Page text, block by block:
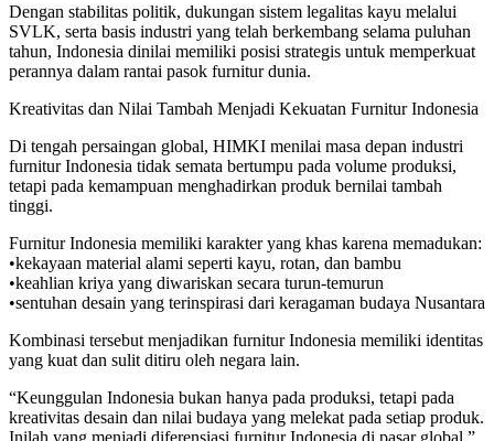
Dengan stabilitas politik, dukungan sistem legalitas kayu melalui
SVLK, serta basis industri yang telah berkembang selama puluhan
tahun, Indonesia dinilai memiliki posisi strategis untuk memperkuat
perannya dalam rantai pasok furnitur dunia.
Kreativitas dan Nilai Tambah Menjadi Kekuatan Furnitur Indonesia
Di tengah persaingan global, HIMKI menilai masa depan industri
furnitur Indonesia tidak semata bertumpu pada volume produksi,
tetapi pada kemampuan menghadirkan produk bernilai tambah
tinggi.
Furnitur Indonesia memiliki karakter yang khas karena memadukan:
•kekayaan material alami seperti kayu, rotan, dan bambu
•keahlian kriya yang diwariskan secara turun-temurun
•sentuhan desain yang terinspirasi dari keragaman budaya Nusantara
Kombinasi tersebut menjadikan furnitur Indonesia memiliki identitas
yang kuat dan sulit ditiru oleh negara lain.
“Keunggulan Indonesia bukan hanya pada produksi, tetapi pada
kreativitas desain dan nilai budaya yang melekat pada setiap produk.
Inilah yang menjadi diferensiasi furnitur Indonesia di pasar global,”